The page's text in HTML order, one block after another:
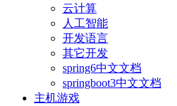
云计算
人工智能
开发语言
其它开发
spring6中文文档
springboot3中文文档
主机游戏